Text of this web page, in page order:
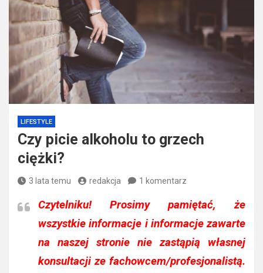
LIFESTYLE
Czy picie alkoholu to grzech
ciężki?
3 lata temu redakcja 1 komentarz
Czytelniku!Prosimy pamiętać, że
wszystkie informacje i informacje zawarte
na naszej stronie nie zastąpią własnej
konsultacji ze fachowcem/profesjonalistą.